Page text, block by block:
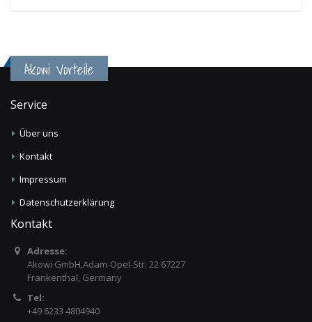
Akowi Vorteile
Service
Über uns
Kontakt
Impressum
Datenschutzerklärung
Kontakt
Adresse:
Akowi GmbH,Adam-Opel-Str. 22 67227
Frankenthal, Germany
Tel:
+49 6233 4804940